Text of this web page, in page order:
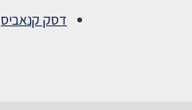
דסק קנאביס